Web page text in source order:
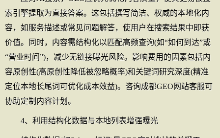
索引擎提取为直接答案。这包括撰写简洁、权威的本地化内
容，如服务描述或常见问题解答，使用户在搜索结果中即获
价值。同时，内容需结构化以匹配高频查询(如“如何到达”或
“营业时间”)，减少无链接曝光风险。影响费用的因素包括内
容原创性(高原创性降低被忽略概率)和关键词研究深度(精准
定位本地长尾词可优化成本效益)。咨询成都GEO网站客服可
协助定制内容计划。
4、利用结构化数据与本地列表增强曝光